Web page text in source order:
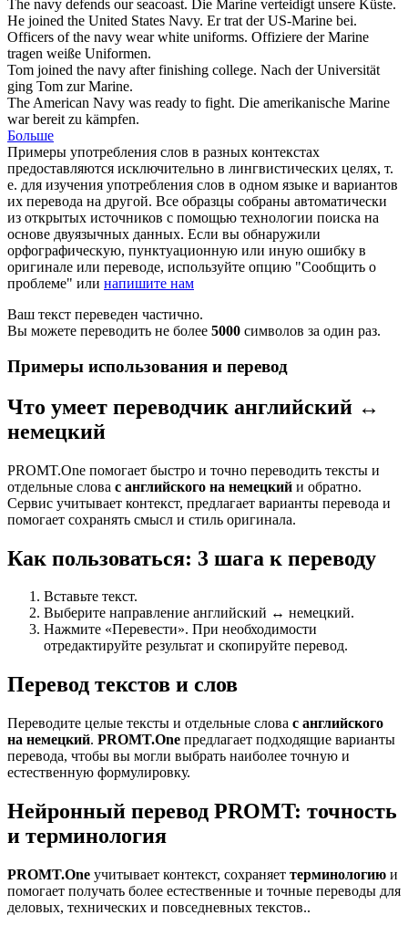
The navy defends our seacoast. Die Marine verteidigt unsere Küste.
He joined the United States Navy. Er trat der US-Marine bei.
Officers of the navy wear white uniforms. Offiziere derMarine
tragen weiße Uniformen.
Tom joined the navy after finishing college. Nach der Universität
ging Tom zurMarine.
The American Navy was ready to fight. Die amerikanische Marine
war bereit zu kämpfen.
Больше
Примеры употребления слов в разных контекстах
предоставляются исключительно в лингвистических целях, т.
е. для изучения употребления слов в одном языке и вариантов
их перевода на другой. Все образцы собраны автоматически
из открытых источников с помощью технологии поиска на
основе двуязычных данных. Если вы обнаружили
орфографическую, пунктуационную или иную ошибку в
оригинале или переводе, используйте опцию "Сообщить о
проблеме" или напишите нам
Ваш текст переведен частично.
Вы можете переводить не более 5000 символов за один раз.
Примеры использования и перевод
Что умеет переводчик английский ↔
немецкий
PROMT.One помогает быстро и точно переводить тексты и
отдельные слова с английского на немецкий и обратно.
Сервис учитывает контекст, предлагает варианты перевода и
помогает сохранять смысл и стиль оригинала.
Как пользоваться: 3 шага к переводу
Вставьте текст.
Выберите направление английский ↔ немецкий.
Нажмите «Перевести». При необходимости
отредактируйте результат и скопируйте перевод.
Перевод текстов и слов
Переводите целые тексты и отдельные слова с английского
на немецкий. PROMT.One предлагает подходящие варианты
перевода, чтобы вы могли выбрать наиболее точную и
естественную формулировку.
Нейронный перевод PROMT: точность
и терминология
PROMT.One учитывает контекст, сохраняет терминологию и
помогает получать более естественные и точные переводы для
деловых, технических и повседневных текстов..